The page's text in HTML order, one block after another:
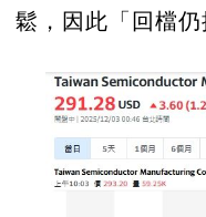
鬆，因此「回檔仍